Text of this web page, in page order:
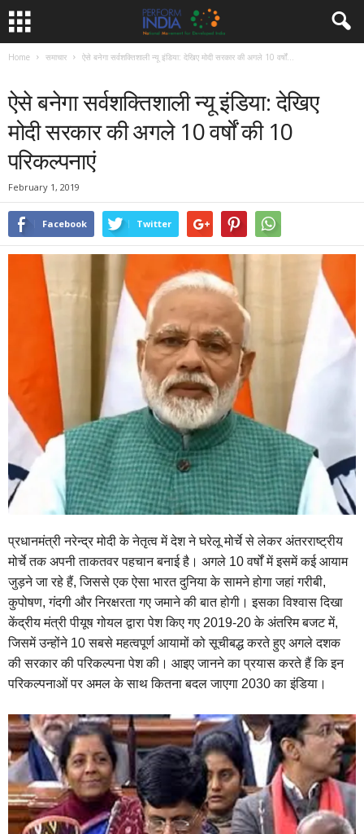
Home समाचार ऐसे बनेगा सर्वशक्तिशाली न्यू इंडिया: देखिए मोदी सरकार की अगले 10 वर्षों...
ऐसे बनेगा सर्वशक्तिशाली न्यू इंडिया: देखिए
मोदी सरकार की अगले 10 वर्षों की 10
परिकल्पनाएं
February 1, 2019
Facebook Twitter
प्रधानमंत्री नरेन्द्र मोदी के नेतृत्व में देश ने घरेलू मोर्चे से लेकर अंतरराष्ट्रीय
मोर्चे तक अपनी ताकतवर पहचान बनाई है। अगले 10 वर्षों में इसमें कई आयाम
जुड़ने जा रहे हैं, जिससे एक ऐसा भारत दुनिया के सामने होगा जहां गरीबी,
कुपोषण, गंदगी और निरक्षरता गए जमाने की बात होगी। इसका विश्वास दिखा
केंद्रीय मंत्री पीयूष गोयल द्वारा पेश किए गए 2019-20 के अंतरिम बजट में,
जिसमें उन्होंने 10 सबसे महत्वपूर्ण आयामों को सूचीबद्ध करते हुए अगले दशक
की सरकार की परिकल्पना पेश की। आइए जानने का प्रयास करते हैं कि इन
परिकल्पनाओं पर अमल के साथ कितना बदल जाएगा 2030 का इंडिया।